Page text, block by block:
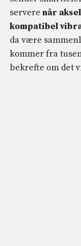
servere når
kompatibel
da være
kommer fra
bekrefte om det